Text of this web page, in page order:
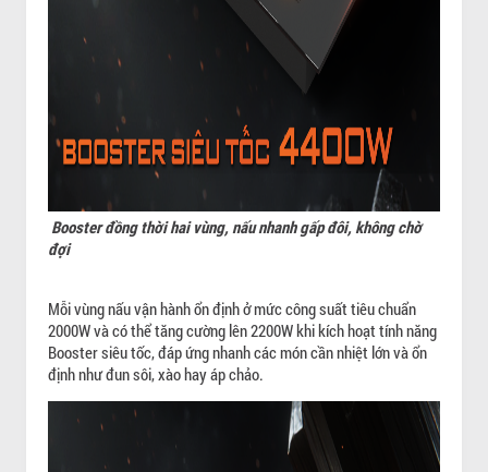
Booster đồng thời hai vùng, nấu nhanh gấp đôi, không chờ
đợi
Mỗi vùng nấu vận hành ổn định ở mức công suất tiêu chuẩn
2000W và có thể tăng cường lên 2200W khi kích hoạt tính năng
Booster siêu tốc, đáp ứng nhanh các món cần nhiệt lớn và ổn
định như đun sôi, xào hay áp chảo.